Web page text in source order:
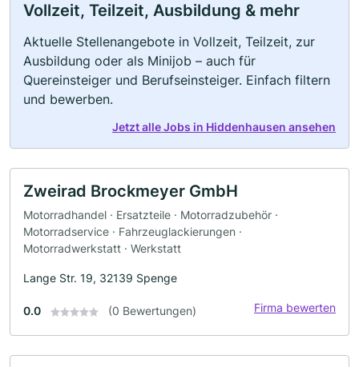
Vollzeit, Teilzeit, Ausbildung & mehr
Aktuelle Stellenangebote in Vollzeit, Teilzeit, zur
Ausbildung oder als Minijob – auch für
Quereinsteiger und Berufseinsteiger. Einfach filtern
und bewerben.
Jetzt alle Jobs in Hiddenhausen ansehen
Zweirad Brockmeyer GmbH
Motorradhandel · Ersatzteile · Motorradzubehör ·
Motorradservice · Fahrzeuglackierungen ·
Motorradwerkstatt · Werkstatt
Lange Str. 19, 32139 Spenge
0.0 (0 Bewertungen) Firma bewerten